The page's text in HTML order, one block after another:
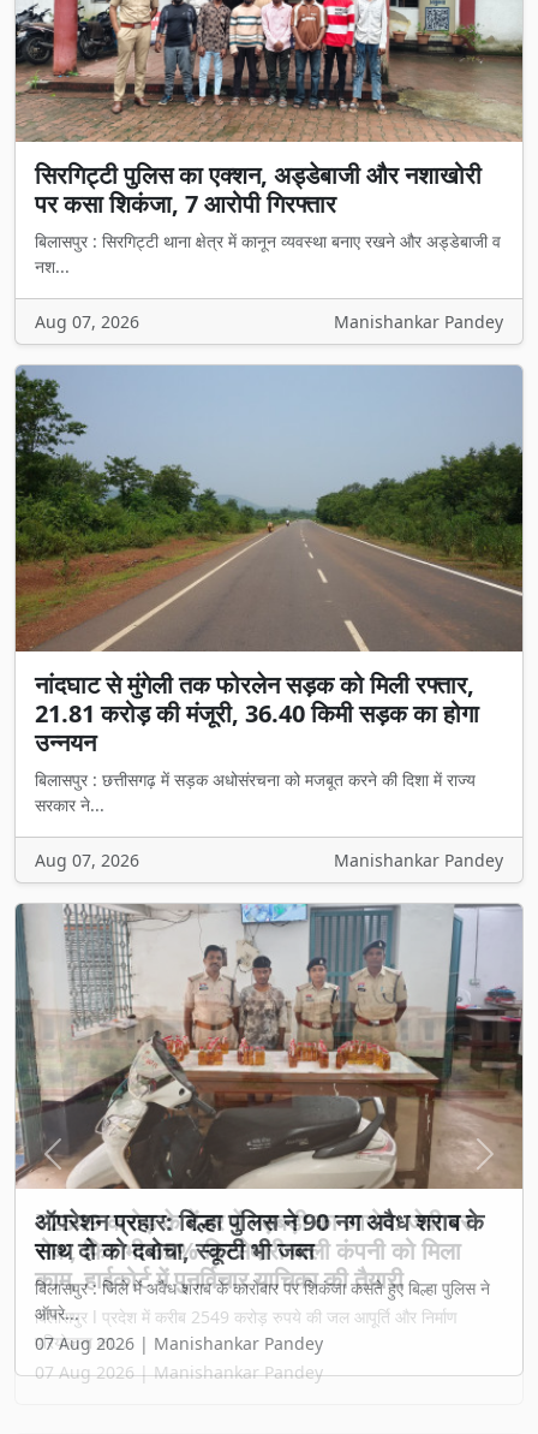
सिरगिट्टी पुलिस का एक्शन, अड्डेबाजी और नशाखोरी
पर कसा शिकंजा, 7 आरोपी गिरफ्तार
बिलासपुर : सिरगिट्टी थाना क्षेत्र में कानून व्यवस्था बनाए रखने और अड्डेबाजी व
नश...
Aug 07, 2026 Manishankar Pandey
नांदघाट से मुंगेली तक फोरलेन सड़क को मिली रफ्तार,
21.81 करोड़ की मंजूरी, 36.40 किमी सड़क का होगा
उन्नयन
बिलासपुर : छत्तीसगढ़ में सड़क अधोसंरचना को मजबूत करने की दिशा में राज्य
सरकार ने...
Aug 07, 2026 Manishankar Pandey
₹2549 करोड़ के टेंडर में गड़बड़ी का आरोप: जेवी पर
रोक, फिर भी 65% हिस्सेदारी वाली कंपनी को मिला
काम, हाईकोर्ट में पुनर्विचार याचिका की तैयारी
बिलासपुर l प्रदेश में करीब 2549 करोड़ रुपये की जल आपूर्ति और निर्माण
परियोजना का...
07 Aug 2026 | Manishankar Pandey
Previous Next